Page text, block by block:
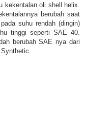
oli shell helix.
berubah saat
suhu rendah (dingin)
tinggi seperti SAE 40.
berubah SAE nya dari